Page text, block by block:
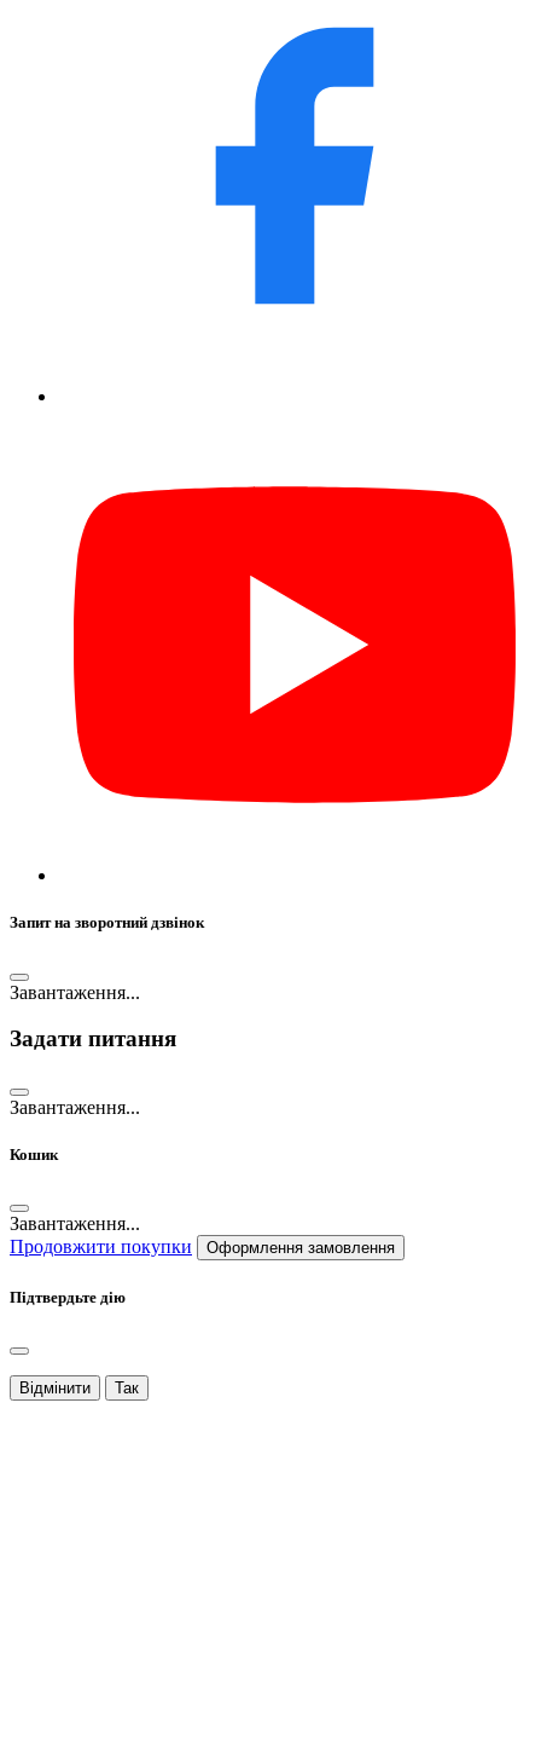
Запит на зворотний дзвінок
Завантаження...
Задати питання
Завантаження...
Кошик
Завантаження...
Продовжити покупки
Оформлення замовлення
Підтвердьте дію
Відмінити Так